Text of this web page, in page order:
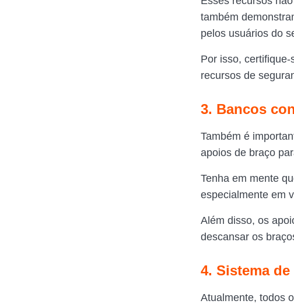
também
pelos usuários do
Por isso,
recursos de
3. Bancos
Também é
apoios de braço
Tenha em mente
especialmente em
Além disso, os
descansar os
4. Sistema
Atualmente, todos